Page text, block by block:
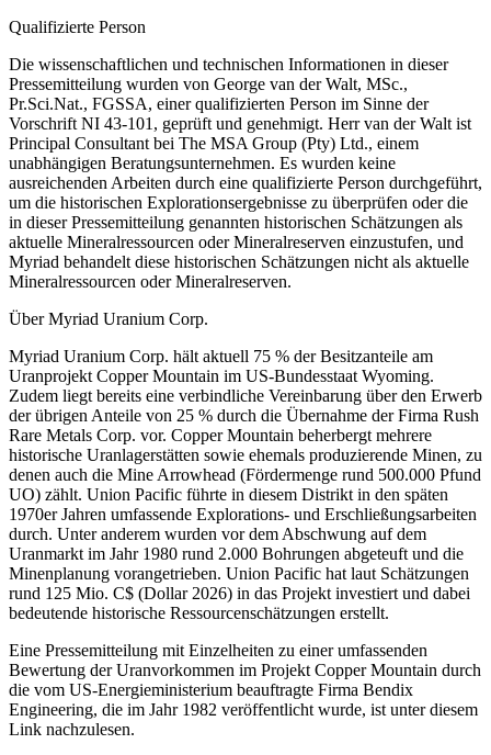
Qualifizierte Person
Die wissenschaftlichen und technischen Informationen in dieser
Pressemitteilung wurden von George van der Walt, MSc.,
Pr.Sci.Nat., FGSSA, einer qualifizierten Person im Sinne der
Vorschrift NI 43-101, geprüft und genehmigt. Herr van der Walt ist
Principal Consultant bei The MSA Group (Pty) Ltd., einem
unabhängigen Beratungsunternehmen. Es wurden keine
ausreichenden Arbeiten durch eine qualifizierte Person durchgeführt,
um die historischen Explorationsergebnisse zu überprüfen oder die
in dieser Pressemitteilung genannten historischen Schätzungen als
aktuelle Mineralressourcen oder Mineralreserven einzustufen, und
Myriad behandelt diese historischen Schätzungen nicht als aktuelle
Mineralressourcen oder Mineralreserven.
Über Myriad Uranium Corp.
Myriad Uranium Corp. hält aktuell 75 % der Besitzanteile am
Uranprojekt Copper Mountain im US-Bundesstaat Wyoming.
Zudem liegt bereits eine verbindliche Vereinbarung über den Erwerb
der übrigen Anteile von 25 % durch die Übernahme der Firma Rush
Rare Metals Corp. vor. Copper Mountain beherbergt mehrere
historische Uranlagerstätten sowie ehemals produzierende Minen, zu
denen auch die Mine Arrowhead (Fördermenge rund 500.000 Pfund
UO) zählt. Union Pacific führte in diesem Distrikt in den späten
1970er Jahren umfassende Explorations- und Erschließungsarbeiten
durch. Unter anderem wurden vor dem Abschwung auf dem
Uranmarkt im Jahr 1980 rund 2.000 Bohrungen abgeteuft und die
Minenplanung vorangetrieben. Union Pacific hat laut Schätzungen
rund 125 Mio. C$ (Dollar 2026) in das Projekt investiert und dabei
bedeutende historische Ressourcenschätzungen erstellt.
Eine Pressemitteilung mit Einzelheiten zu einer umfassenden
Bewertung der Uranvorkommen im Projekt Copper Mountain durch
die vom US-Energieministerium beauftragte Firma Bendix
Engineering, die im Jahr 1982 veröffentlicht wurde, ist unter diesem
Link nachzulesen.